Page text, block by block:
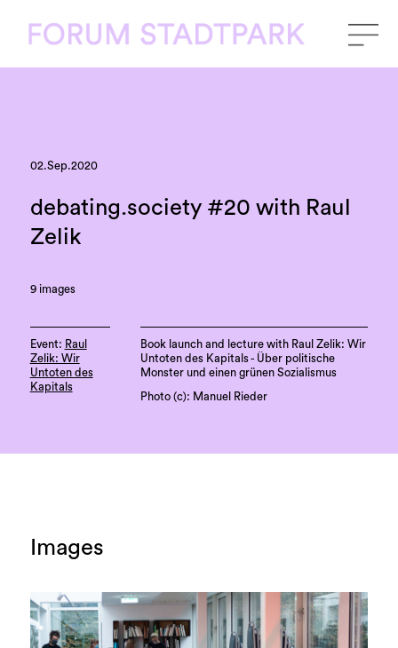
02.Sep.2020
debating.society #20 with Raul
Zelik
9 images
Event: Raul
Zelik: Wir
Untoten des
Kapitals
Book launch and lecture with Raul Zelik: Wir
Untoten des Kapitals - Über politische
Monster und einen grünen Sozialismus
Photo (c): Manuel Rieder
Images